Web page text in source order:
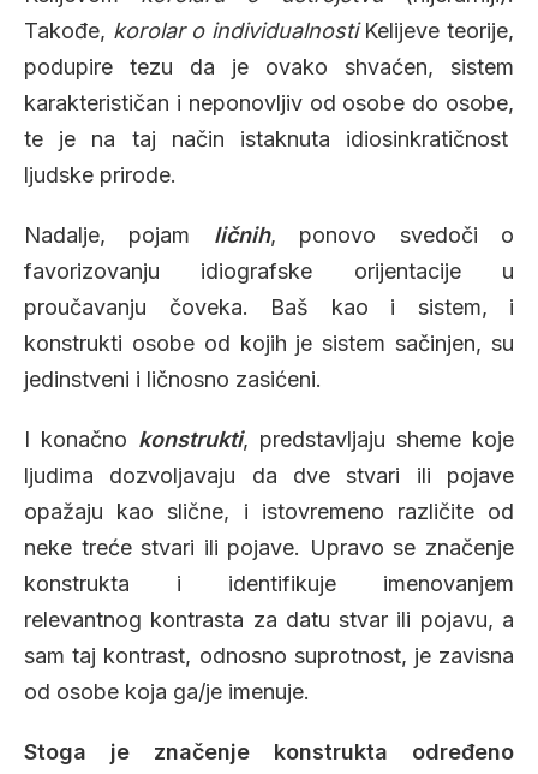
Takođe, korolar o individualnostiKelijeve teorije,
podupire tezu da je ovako shvaćen, sistem
karakterističan i neponovljiv od osobe do osobe,
te je na taj način istaknuta idiosinkratičnost
ljudske prirode.
Nadalje, pojam ličnih, ponovo svedoči o
favorizovanju idiografske orijentacije u
proučavanju čoveka. Baš kao i sistem, i
konstrukti osobe od kojih je sistem sačinjen, su
jedinstveni i ličnosno zasićeni.
I konačno konstrukti, predstavljaju sheme koje
ljudima dozvoljavaju da dve stvari ili pojave
opažaju kao slične, i istovremeno različite od
neke treće stvari ili pojave. Upravo se značenje
konstrukta i identifikuje imenovanjem
relevantnog kontrasta za datu stvar ili pojavu, a
sam taj kontrast, odnosno suprotnost, je zavisna
od osobe koja ga/je imenuje.
Stoga je značenje konstrukta određeno